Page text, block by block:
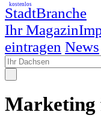
StadtBranche
Ihr Magazin
kostenlos
eintragen News
Marketing